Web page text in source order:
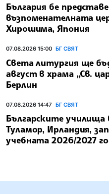
България бе
възпоменателната
Хирошима, Япония
07.08.2026 15:00 БГ СВЯТ
Света литургия ще
август в храма „Св.
Берлин
07.08.2026 14:47 БГ СВЯТ
Българските училища
Туламор, Ирландия,
учебната 2026/2027